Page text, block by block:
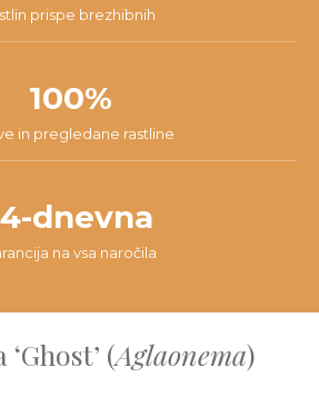
prispe brezhibnih
100%
in pregledane rastline
dnevna
na vsa naročila
(Aglaonema)